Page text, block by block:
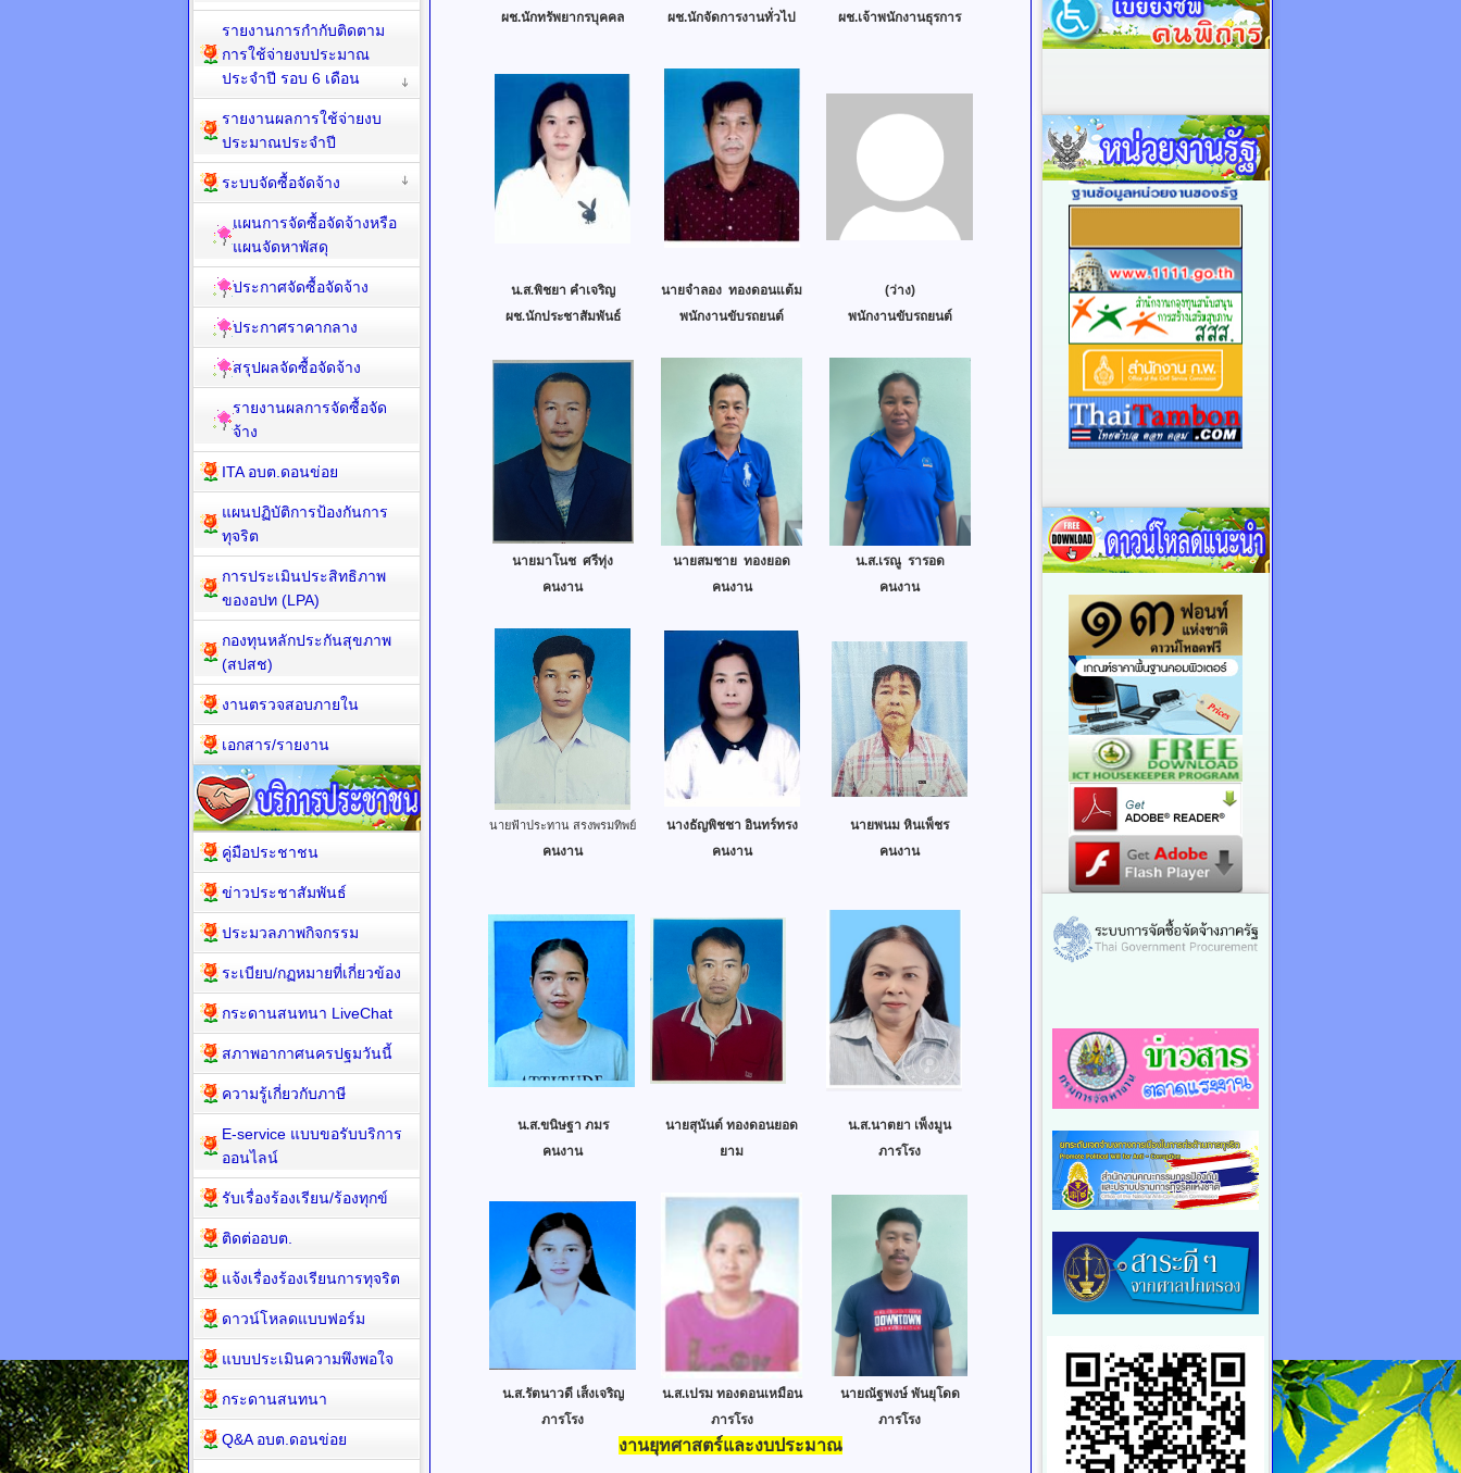
ผช.นักทรัพยากรบุคคล ผช.นักจัดการงานทั่วไป ผช.เจ้าพนักงานธุรการ
น.ส.พิชยา คำเจริญ นายจำลอง ทองดอนแต้ม
(ว่าง)
ผช.นักประชาสัมพันธ์
พนักงานขับรถยนต์ พนักงานขับรถยนต์
นายมาโนช ศรีทุ่ง นายสมชาย ทองยอด
น.ส.เรณู รารอด
คนงาน
คนงาน คนงาน
นายฟ้าประทาน สรงพรมทิพย์ นางธัญพิชชา อินทร์ทรง
นายพนม หินเพ็ชร
คนงาน
คนงาน คนงาน
น.ส.ขนิษฐา ภมร นายสุนันต์ ทองดอนยอด
น.ส.นาตยา เพ็งมูน
คนงาน
ยาม ภารโรง
น.ส.รัตนาวดี เส็งเจริญ น.ส.เปรม ทองดอนเหมือน
นายณัฐพงษ์ พันยุโดด
ภารโรง
ภารโรง ภารโรง
งานยุทศาสตร์และงบประมาณ
รายงานการกำกับติดตาม
การใช้จ่ายงบประมาณ
ประจำปี รอบ 6 เดือน
รายงานผลการใช้จ่ายงบ
ประมาณประจำปี
ระบบจัดซื้อจัดจ้าง
แผนการจัดซื้อจัดจ้างหรือ
แผนจัดหาพัสดุ
ประกาศจัดซื้อจัดจ้าง
ประกาศราคากลาง
สรุปผลจัดซื้อจัดจ้าง
รายงานผลการจัดซื้อจัด
จ้าง
ITA อบต.ดอนข่อย
แผนปฏิบัติการป้องกันการ
ทุจริต
การประเมินประสิทธิภาพ
ของอปท (LPA)
กองทุนหลักประกันสุขภาพ
(สปสช)
งานตรวจสอบภายใน
เอกสาร/รายงาน
คู่มือประชาชน
ข่าวประชาสัมพันธ์
ประมวลภาพกิจกรรม
ระเบียบ/กฏหมายที่เกี่ยวข้อง
กระดานสนทนา LiveChat
สภาพอากาศนครปฐมวันนี้
ความรู้เกี่ยวกับภาษี
E-service แบบขอรับบริการ
ออนไลน์
รับเรื่องร้องเรียน/ร้องทุกข์
ติดต่ออบต.
แจ้งเรื่องร้องเรียนการทุจริต
ดาวน์โหลดแบบฟอร์ม
แบบประเมินความพึงพอใจ
กระดานสนทนา
Q&A อบต.ดอนข่อย